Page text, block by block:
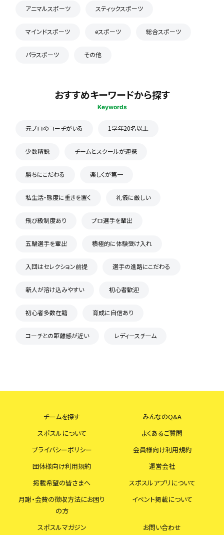
アニマルスポーツ スティックスポーツ
マインドスポーツ eスポーツ 総合スポーツ
パラスポーツ その他
おすすめキーワードから探す
Keywords
元プロのコーチがいる 1学年20名以上
少数精鋭 チームとスクールが連携
勝ちにこだわる 楽しくが第一
私生活・態度に重きを置く 礼儀に厳しい
飛び級制度あり プロ選手を輩出
五輪選手を輩出 積極的に体験受け入れ
入団はセレクション前提 選手の進路にこだわる
新人が溶け込みやすい 初心者歓迎
初心者多数在籍 育成に自信あり
コーチとの距離感が近い レディースチーム
チームを探す
みんなのQ&A
スポスルについて
よくあるご質問
プライバシーポリシー
会員様向け利用規約
団体様向け利用規約
運営会社
掲載希望の皆さまへ
スポスルアプリについて
月謝・会費の徴収方法にお困り
の方
イベント掲載について
スポスルマガジン お問い合わせ